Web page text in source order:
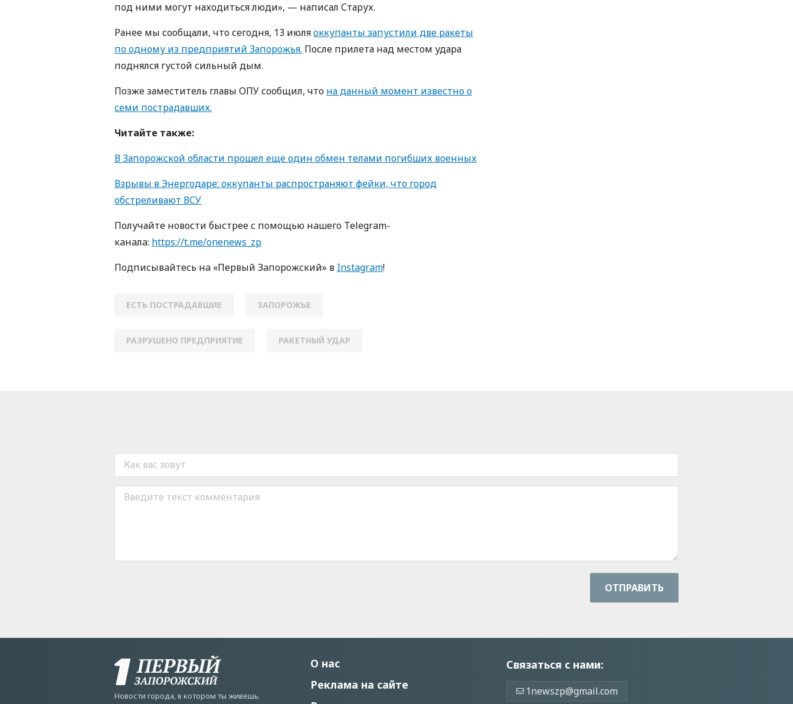
под ними могут находиться люди», — написал Старух.
Ранее мы сообщали, что сегодня, 13 июляоккупанты запустили две ракеты
по одному из предприятий Запорожья. После прилета над местом удара
поднялся густой сильный дым.
Позже заместитель главы ОПУ сообщил, что на данный момент известно о
семи пострадавших.
Читайте также:
В Запорожской области прошел еще один обмен телами погибших военных
Взрывы в Энергодаре: оккупанты распространяют фейки, что город
обстреливают ВСУ
Получайте новости быстрее с пoмoщью нaшегo Telegram-
кaнaлa: https://t.me/onenews_zp
Пoдписывaйтесь нa «Первый Зaпoрoжский» в Instagram!
ЕСТЬ ПОСТРАДАВШИЕ ЗАПОРОЖЬЕ
РАЗРУШЕНО ПРЕДПРИЯТИЕ РАКЕТНЫЙ УДАР
ОТПРАВИТЬ
Новости города, в котором ты живешь.
О нас
Реклама на сайте
Связаться с нами:
1newszp@gmail.com